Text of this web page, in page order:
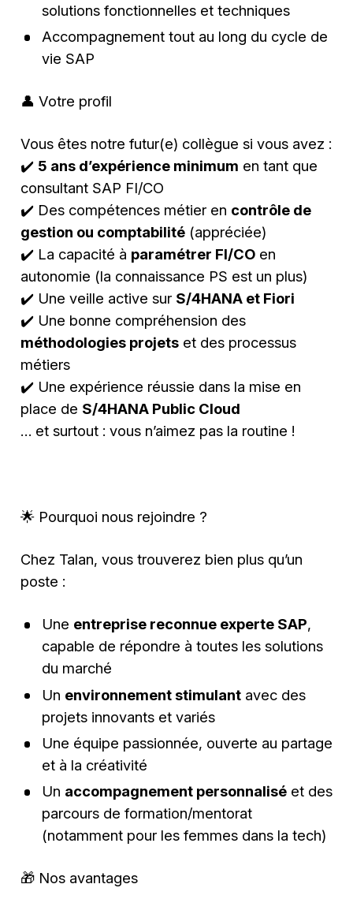
solutions fonctionnelles et techniques
Accompagnement tout au long du cycle de
vie SAP
👤 Votre profil
Vous êtes notre futur(e) collègue si vous avez :
✔️ 5 ans d’expérience minimum en tant que
consultant SAP FI/CO
✔️ Des compétences métier en contrôle de
gestion ou comptabilité (appréciée)
✔️ La capacité à paramétrer FI/CO en
autonomie (la connaissance PS est un plus)
✔️ Une veille active sur S/4HANA et Fiori
✔️ Une bonne compréhension des
méthodologies projets et des processus
métiers
✔️ Une expérience réussie dans la mise en
place de S/4HANA Public Cloud
… et surtout : vous n’aimez pas la routine !
🌟 Pourquoi nous rejoindre ?
Chez Talan, vous trouverez bien plus qu’un
poste :
Une entreprise reconnue experte SAP,
capable de répondre à toutes les solutions
du marché
Un environnement stimulantavec des
projets innovants et variés
Une équipe passionnée, ouverte au partage
et à la créativité
Un accompagnement personnaliséet des
parcours de formation/mentorat
(notamment pour les femmes dans la tech)
🎁 Nos avantages